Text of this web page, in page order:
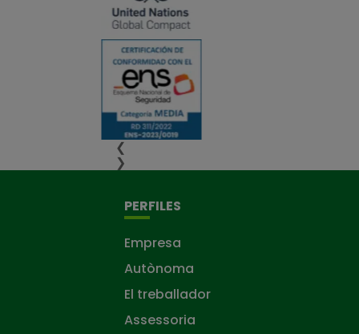
❮
❯
PERFILES
Empresa
Autònoma
El treballador
Assessoria